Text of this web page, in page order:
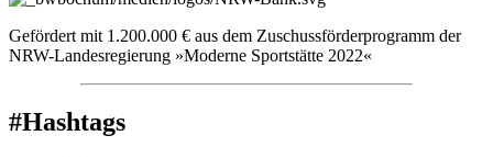
Gefördert mit 1.200.000 € aus dem Zuschussförderprogramm der
NRW-Landesregierung »Moderne Sportstätte 2022«
#Hashtags